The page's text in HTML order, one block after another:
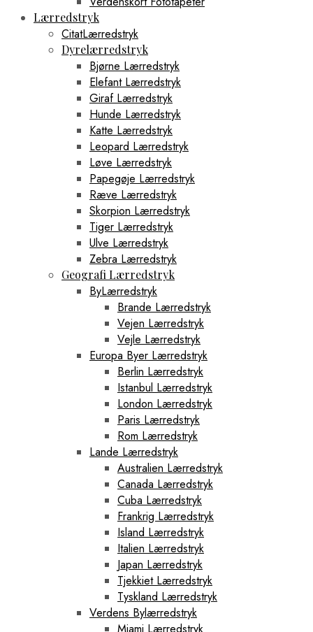
Lærredstryk
CitatLærredstryk
Dyrelærredstryk
Bjørne Lærredstryk
Elefant Lærredstryk
Giraf Lærredstryk
Hunde Lærredstryk
Katte Lærredstryk
Leopard Lærredstryk
Løve Lærredstryk
Papegøje Lærredstryk
Ræve Lærredstryk
Skorpion Lærredstryk
Tiger Lærredstryk
Ulve Lærredstryk
Zebra Lærredstryk
Geografi Lærredstryk
ByLærredstryk
Brande Lærredstryk
Vejen Lærredstryk
Vejle Lærredstryk
Europa Byer Lærredstryk
Berlin Lærredstryk
Istanbul Lærredstryk
London Lærredstryk
Paris Lærredstryk
Rom Lærredstryk
Lande Lærredstryk
Australien Lærredstryk
Canada Lærredstryk
Cuba Lærredstryk
Frankrig Lærredstryk
Island Lærredstryk
Italien Lærredstryk
Japan Lærredstryk
Tjekkiet Lærredstryk
Tyskland Lærredstryk
Verdens Bylærredstryk
Miami Lærredstryk